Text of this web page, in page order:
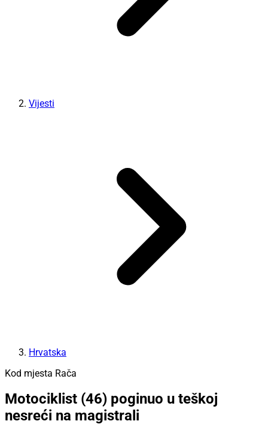
Vijesti
Hrvatska
Kod mjesta Rača
Motociklist (46) poginuo u teškoj
nesreći na magistrali